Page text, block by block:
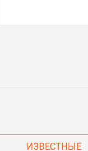
ИЗВЕСТНЫЕ